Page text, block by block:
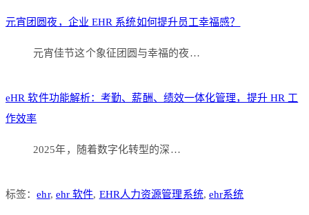
元宵团圆夜，企业 EHR 系统如何提升员工幸福感？
元宵佳节这个象征团圆与幸福的夜…
eHR 软件功能解析：考勤、薪酬、绩效一体化管理，提升 HR 工
作效率
2025年，随着数字化转型的深…
标签：ehr, ehr 软件, EHR人力资源管理系统, ehr系统